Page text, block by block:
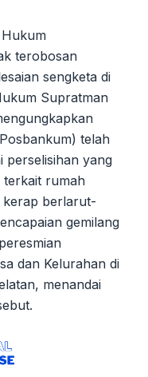
terobosan
sengketa di
Supratman
telah
perselisihan yang
terkait rumah
kerap berlarut-
gemilang
dan Kelurahan di
menandai